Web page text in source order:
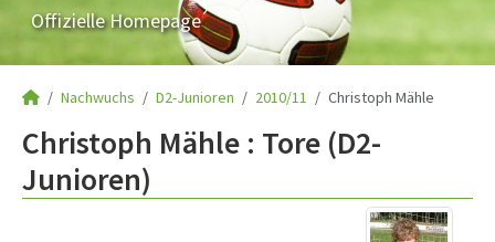
Offizielle Homepage
Nachwuchs D2-Junioren 2010/11 Christoph Mähle
Christoph Mähle : Tore (D2-
Junioren)